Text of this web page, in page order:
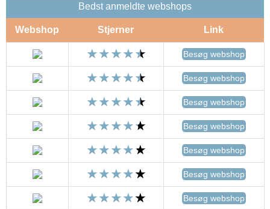
Bedst anmeldte webshops
Webshop Stjerner Link
Besøg webshop
Besøg webshop
Besøg webshop
Besøg webshop
Besøg webshop
Besøg webshop
Besøg webshop